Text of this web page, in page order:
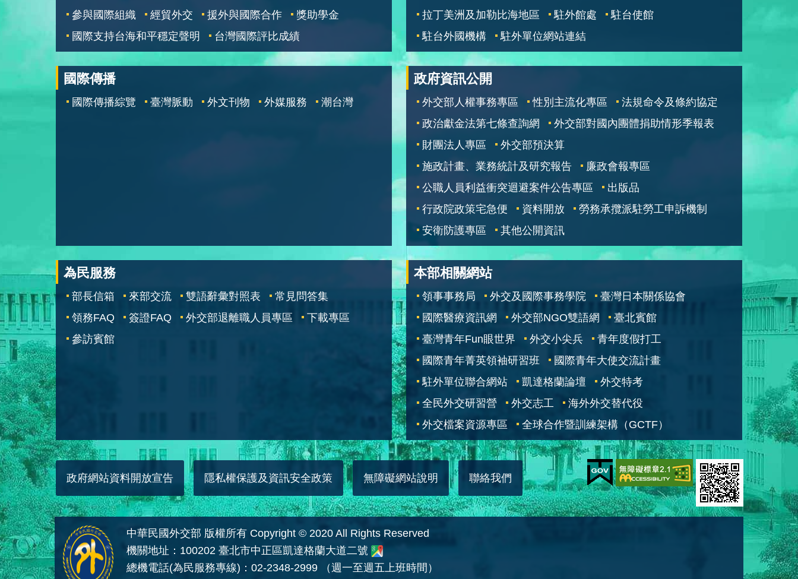
參與國際組織
經貿外交 援外與國際合作
獎助學金
國際支持台海和平穩定聲明
台灣國際評比成績
拉丁美洲及加勒比海地區
駐外館處
駐台使館
駐台外國機構
駐外單位網站連結
國際傳播
國際傳播綜覽 臺灣脈動 外文刊物 外媒服務 潮台灣
政府資訊公開
外交部人權事務專區 性別主流化專區
法規命令及條約協定
政治獻金法第七條查詢網
外交部對國內團體捐助情形季報表
財團法人專區
外交部預決算
施政計畫、業務統計及研究報告
廉政會報專區
公職人員利益衝突迴避案件公告專區
出版品
行政院政策宅急便
資料開放
勞務承攬派駐勞工申訴機制
安衛防護專區
其他公開資訊
為民服務
部長信箱 來部交流 雙語辭彙對照表
常見問答集
領務FAQ
簽證FAQ 外交部退離職人員專區
下載專區
參訪賓館
本部相關網站
領事事務局 外交及國際事務學院
臺灣日本關係協會
國際醫療資訊網
外交部NGO雙語網
臺北賓館
臺灣青年Fun眼世界
外交小尖兵
青年度假打工
國際青年菁英領袖研習班
國際青年大使交流計畫
駐外單位聯合網站
凱達格蘭論壇
外交特考
全民外交研習營
外交志工
海外外交替代役
外交檔案資源專區
全球合作暨訓練架構（GCTF）
政府網站資料開放宣告 隱私權保護及資訊安全政策 無障礙網站說明 聯絡我們
中華民國外交部 版權所有 Copyright © 2020 All Rights Reserved
機關地址：100202 臺北市中正區凱達格蘭大道二號
總機電話(為民服務專線)：02-2348-2999 （週一至週五上班時間）